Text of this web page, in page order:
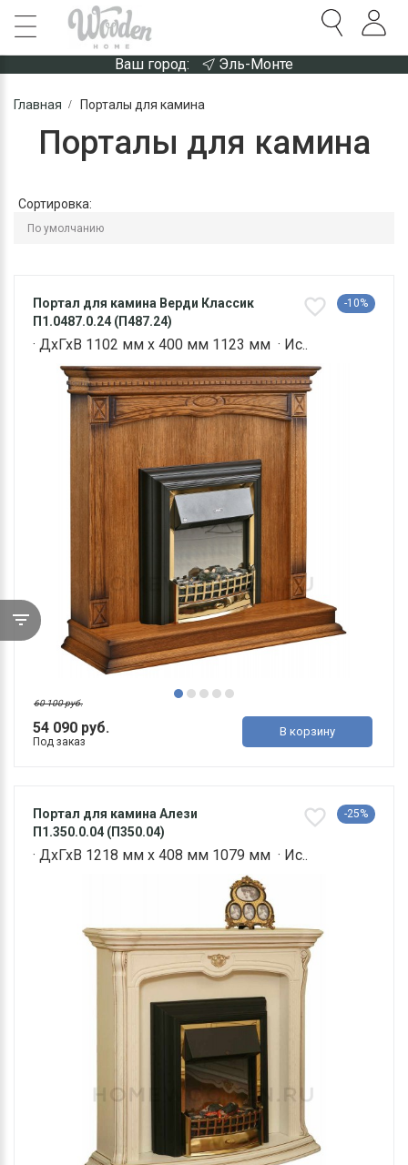
Ваш город: Эль-Монте
Главная Порталы для камина
Порталы для камина
Сортировка:
Портал для камина Верди Классик
П1.0487.0.24 (П487.24)
-10%
· ДхГхВ 1102 мм х 400 мм 1123 мм · Ис..
54 090 руб.
60 100 руб.
Под заказ
В корзину
Портал для камина Алези
П1.350.0.04 (П350.04)
-25%
· ДхГхВ 1218 мм х 408 мм 1079 мм · Ис..